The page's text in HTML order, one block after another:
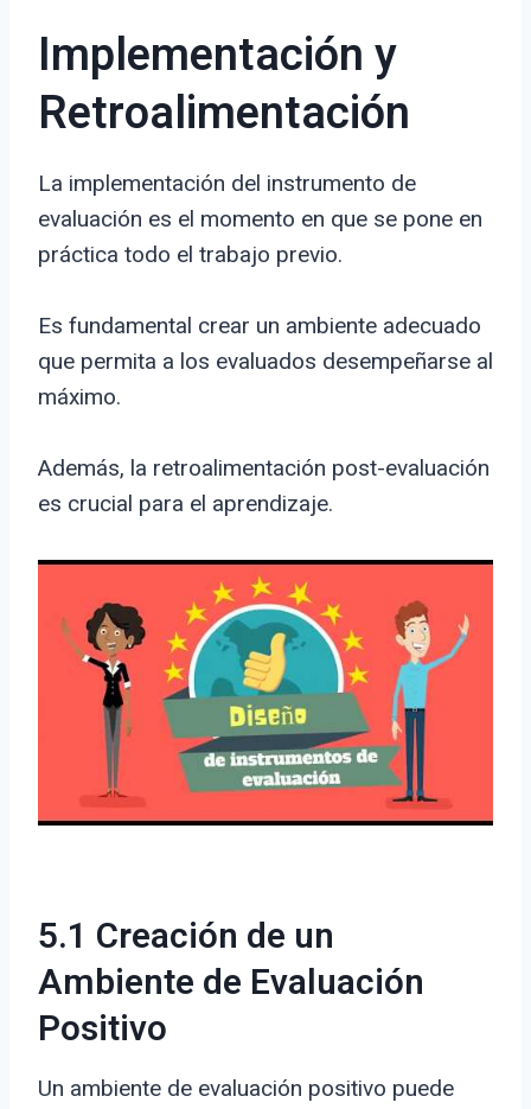
Implementación y
Retroalimentación
La implementación del instrumento de
evaluación es el momento en que se pone en
práctica todo el trabajo previo.
Es fundamental crear un ambiente adecuado
que permita a los evaluados desempeñarse al
máximo.
Además, la retroalimentación post-evaluación
es crucial para el aprendizaje.
5.1 Creación de un
Ambiente de Evaluación
Positivo
Un ambiente de evaluación positivo puede